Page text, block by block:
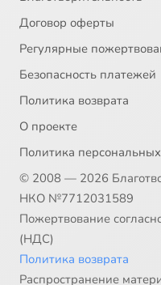
Договор оферты
Регулярные
Безопасность платежей
Политика возврата
О проекте
Политика
© 2008 — 2026
НКО №7712031589
Пожертвование
(НДС)
Политика возврата
Распространение